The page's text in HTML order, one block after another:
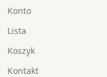
Konto
Lista
Koszyk
Kontakt